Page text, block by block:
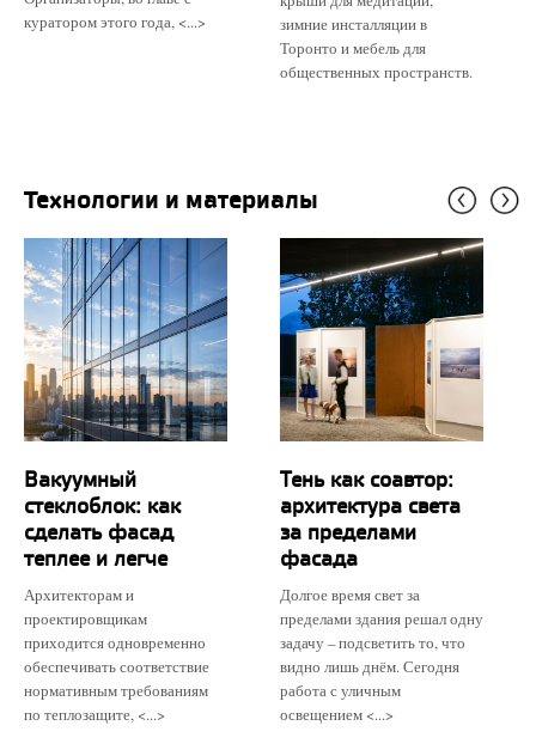
куратором этого года, <...>
зимние инсталляции в
Торонто и мебель для
общественных пространств.
Технологии и материалы
Вакуумный
стеклоблок: как
сделать фасад
теплее и легче
Архитекторам и
проектировщикам
приходится одновременно
обеспечивать соответствие
нормативным требованиям
по теплозащите, <...>
Тень как соавтор:
архитектура света
за пределами
фасада
Долгое время свет за
пределами здания решал одну
задачу – подсветить то, что
видно лишь днём. Сегодня
работа с уличным
освещением <...>